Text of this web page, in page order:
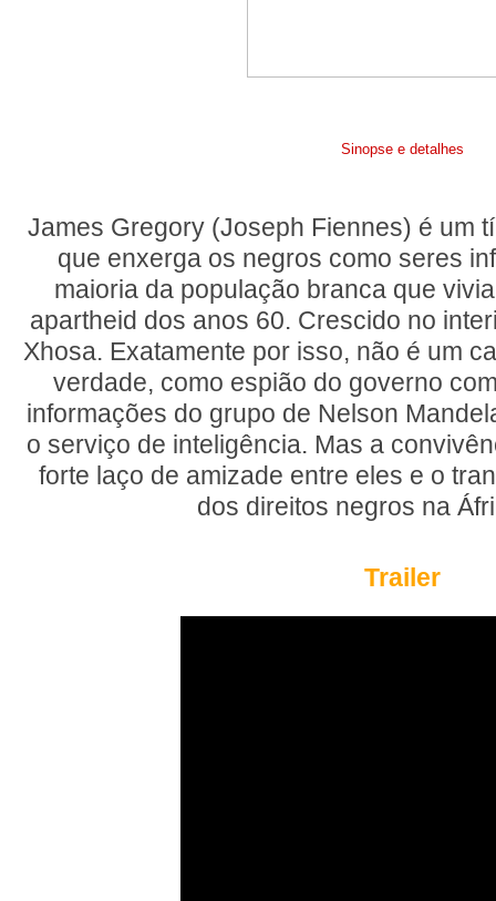
Sinopse e detalhes
James Gregory (Joseph Fiennes) é um
que enxerga os negros como seres
maioria da população branca que
apartheid dos anos 60. Crescido no
Xhosa. Exatamente por isso, não é um
verdade, como espião do governo
informações do grupo de Nelson
o serviço de inteligência. Mas a
forte laço de amizade entre eles e o
dos direitos negros na
Trailer